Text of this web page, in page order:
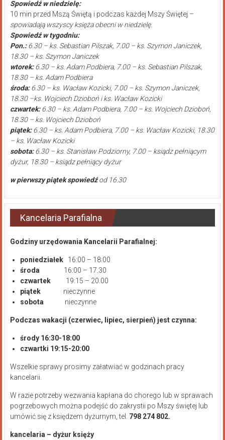
Spowiedź w niedzielę:
10 min przed Mszą Świętą i podczas każdej Mszy Świętej –
spowiadają wszyscy księża obecni w niedzielę.
Spowiedź w tygodniu:
Pon.:6.30 – ks. Sebastian Pilszak, 7.00 – ks. Szymon Janiczek,
18.30 – ks. Szymon Janiczek
wtorek:6.30 – ks. Adam Podbiera, 7.00 – ks. Sebastian Pilszak,
18.30 – ks. Adam Podbiera
środa:6.30 – ks. Wacław Kozicki, 7.00 – ks. Szymon Janiczek,
18.30 –ks. Wojciech Dzioboń i ks. Wacław Kozicki
czwartek:6.30 – ks. Adam Podbiera, 7.00 – ks. Wojciech Dzioboń,
18.30 – ks. Wojciech Dzioboń
piątek:6.30 – ks. Adam Podbiera, 7.00 – ks. Wacław Kozicki, 18.30
– ks. Wacław Kozicki
sobota:6.30 – ks. Stanisław Podziorny, 7.00 – ksiądz pełniącym
dyżur, 18.30 – ksiądz pełniący dyżur
w pierwszy piątek spowiedźod 16.30
Kancelaria Parafialna
Godziny urzędowania Kancelarii Parafialnej:
poniedziałek
16:00 – 18:00
środa
16:00 – 17.30
czwartek 19:15 – 20.00
piątek
nieczynne
sobota nieczynne
Podczas wakacji (czerwiec, lipiec, sierpień) jest czynna:
środy 16:30-18:00
czwartki 19:15-20:00
Wszelkie sprawy prosimy załatwiać w godzinach pracy
kancelarii.
W razie potrzeby wezwania kapłana do chorego lub w sprawach
pogrzebowych można podejść do zakrystii po Mszy świętej lub
umówić się z księdzem dyżurnym, tel.
798 274 802.
kancelaria – dyżur księży